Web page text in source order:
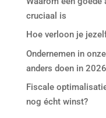
cruciaal is
Hoe verloon je
Ondernemen in
anders doen in 2026
Fiscale
nog écht winst?